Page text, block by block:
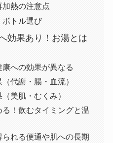
熱の注意点
ボトル選び
効果あり！お湯とは
への効果が異なる
代謝・腸・血流）
美肌・むくみ）
！飲むタイミングと温
れる便通や肌への長期